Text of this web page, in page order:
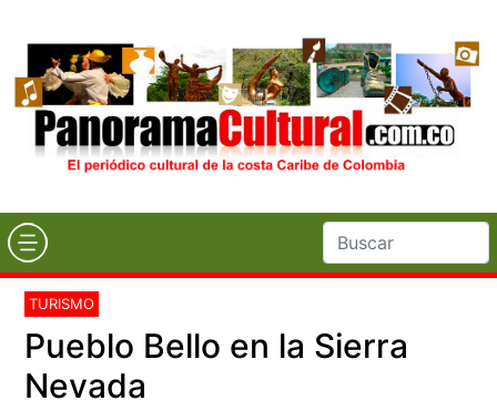
TURISMO
Pueblo Bello en la Sierra
Nevada